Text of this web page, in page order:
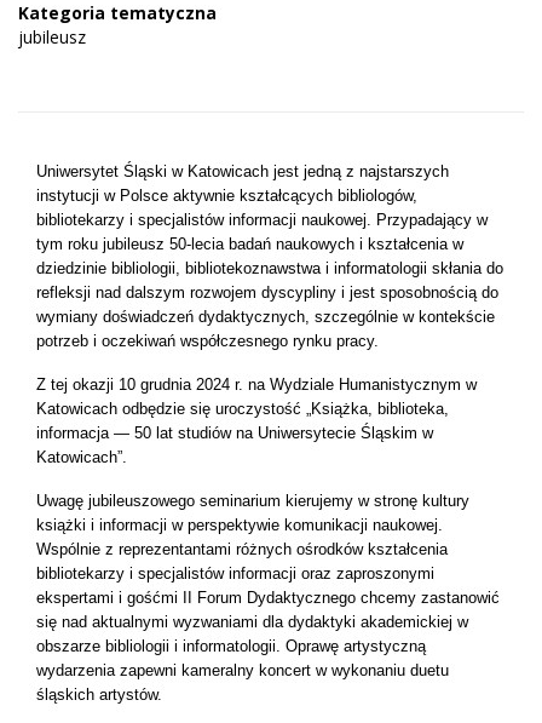
Kategoria tematyczna
jubileusz
Uniwersytet Śląski w Katowicach jest jedną z najstarszych
instytucji w Polsce aktywnie kształcących bibliologów,
bibliotekarzy i specjalistów informacji naukowej. Przypadający w
tym roku jubileusz 50-lecia badań naukowych i kształcenia w
dziedzinie bibliologii, bibliotekoznawstwa i informatologii skłania do
refleksji nad dalszym rozwojem dyscypliny i jest sposobnością do
wymiany doświadczeń dydaktycznych, szczególnie w kontekście
potrzeb i oczekiwań współczesnego rynku pracy.
Z tej okazji 10 grudnia 2024 r. na Wydziale Humanistycznym w
Katowicach odbędzie się uroczystość „Książka, biblioteka,
informacja — 50 lat studiów na Uniwersytecie Śląskim w
Katowicach”.
Uwagę jubileuszowego seminarium kierujemy w stronę kultury
książki i informacji w perspektywie komunikacji naukowej.
Wspólnie z reprezentantami różnych ośrodków kształcenia
bibliotekarzy i specjalistów informacji oraz zaproszonymi
ekspertami i gośćmi II Forum Dydaktycznego chcemy zastanowić
się nad aktualnymi wyzwaniami dla dydaktyki akademickiej w
obszarze bibliologii i informatologii. Oprawę artystyczną
wydarzenia zapewni kameralny koncert w wykonaniu duetu
śląskich artystów.